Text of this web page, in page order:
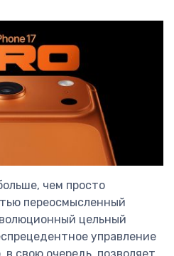
чем просто
переосмысленный
цельный
управление